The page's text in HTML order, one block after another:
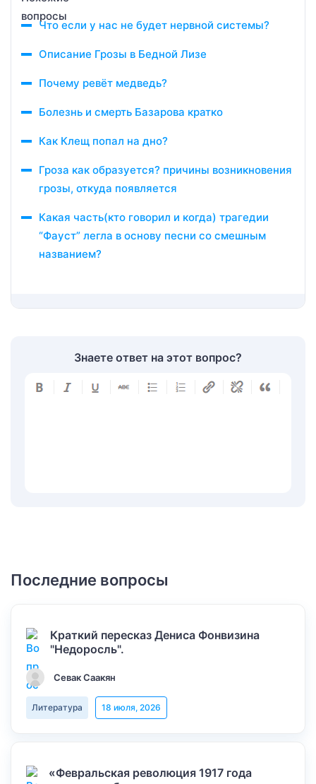
Что если у нас не будет нервной системы?
Описание Грозы в Бедной Лизе
Почему ревёт медведь?
Болезнь и смерть Базарова кратко
Как Клещ попал на дно?
Гроза как образуется? причины возникновения
грозы, откуда появляется
Какая часть(кто говорил и когда) трагедии
“Фауст” легла в основу песни со смешным
названием?
Знаете ответ на этот вопрос?
Последние вопросы
Краткий пересказ Дениса Фонвизина
"Недоросль".
Севак Саакян
Литература 18 июля, 2026
«Февральская революция 1917 года